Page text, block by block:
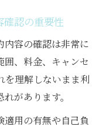
確認の重要性
内容の確認は非常に
囲、料金、キャンセ
を理解しないまま利
があります。
適用の有無や自己負